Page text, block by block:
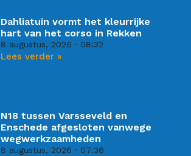
Dahliatuin vormt het kleurrijke
hart van het corso in Rekken
8 augustus, 2026 08:32
Lees verder »
N18 tussen Varsseveld en
Enschede afgesloten vanwege
wegwerkzaamheden
8 augustus, 2026 07:36